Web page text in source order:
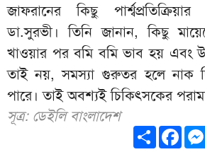
জাফরানের কিছু
ডা.সুরভী। তিনি জানান, কিছু
খাওয়ার পর বমি বমি ভাব হয় এবং
তাই নয়, সমস্যা গুরুতর হলে নাক
পারে। তাই অবশ্যই চিকিৎসকের
সূত্র: ডেইলি বাংলাদেশ
Share